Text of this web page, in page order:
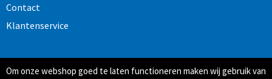
Contact
Klantenservice
Veilig winkelen
Om onze webshop goed te laten functioneren maken wij gebruik van